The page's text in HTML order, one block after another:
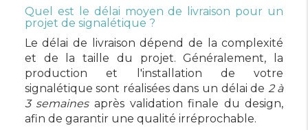
Quel est le délai moyen de livraison pour un
projet de signalétique ?
Le délai de livraison dépend de la complexité
et de la taille du projet. Généralement, la
production et l'installation de votre
signalétique sont réalisées dans un délai de 2 à
3 semainesaprès validation finale du design,
afin de garantir une qualité irréprochable.